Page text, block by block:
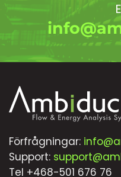
Förfrågningar:
Support:
Tel +468-501 676 76